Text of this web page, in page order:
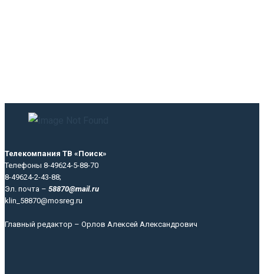
Телекомпания ТВ «Поиск»
Телефоны 8-49624-5-88-70
8-49624-2-43-88;
Эл. почта – 58870@mail.ru
klin_58870@mosreg.ru
Главный редактор – Орлов Алексей Александрович